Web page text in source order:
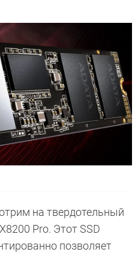
на твердотельный
Pro. Этот SSD
позволяет